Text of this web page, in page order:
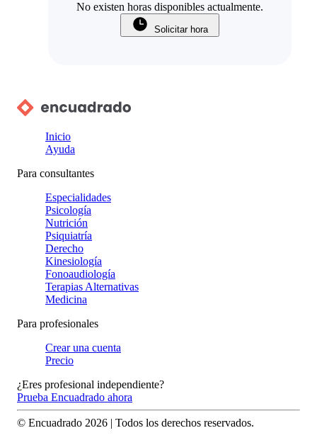
No existen horas disponibles actualmente.
Solicitar hora
Inicio
Ayuda
Para consultantes
Especialidades
Psicología
Nutrición
Psiquiatría
Derecho
Kinesiología
Fonoaudiología
Terapias Alternativas
Medicina
Para profesionales
Crear una cuenta
Precio
¿Eres profesional independiente?
Prueba Encuadrado ahora
© Encuadrado 2026 | Todos los derechos reservados.